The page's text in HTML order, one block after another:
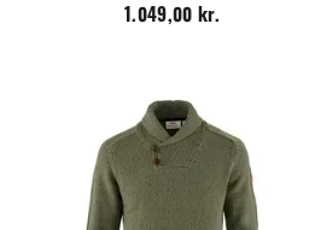
1.049,00 kr.